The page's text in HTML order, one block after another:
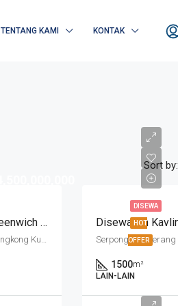
TENTANG KAMI KONTAK
Sort by:
Dijual Rumah Caelus Greenwich BSD
Greenwich Park, BSD City, Lengkong Kulon, Kabupaten Tangerang, Banten, Indonesia
DISEWA
HOT
OFFER
1500m²
LAIN-LAIN